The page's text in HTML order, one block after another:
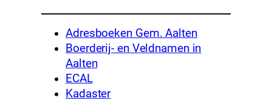
Adresboeken Gem. Aalten
Boerderij- en Veldnamen in
Aalten
ECAL
Kadaster